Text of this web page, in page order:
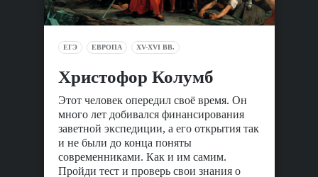
ЕГЭ ЕВРОПА XV-XVI ВВ.
Христофор Колумб
Этот человек опередил своё время. Он
много лет добивался финансирования
заветной экспедиции, а его открытия так
и не были до конца поняты
современниками. Как и им самим.
Пройди тест и проверь свои знания о